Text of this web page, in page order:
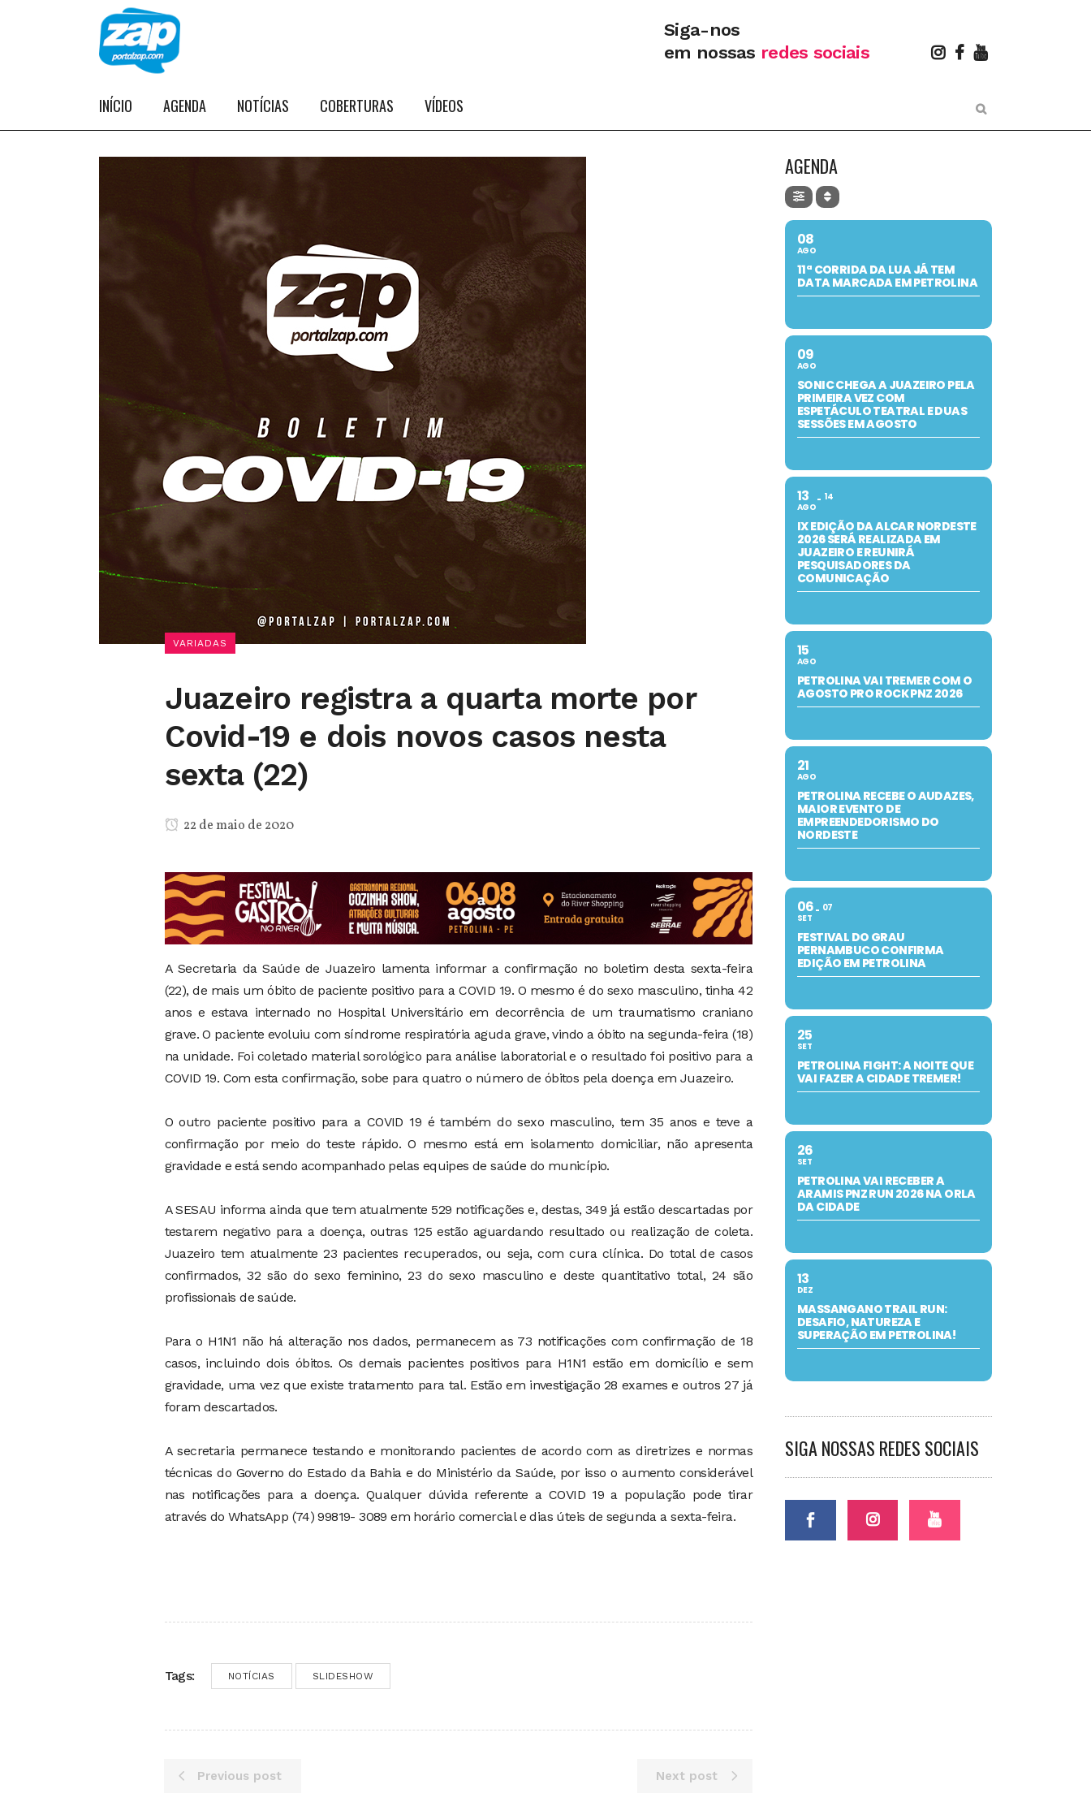
Siga-nos
em nossas redes sociais
INÍCIO AGENDA NOTÍCIAS COBERTURAS VÍDEOS
VARIADAS
Juazeiro registra a quarta morte por
Covid-19 e dois novos casos nesta
sexta (22)
22 de maio de 2020
A Secretaria da Saúde de Juazeiro lamenta informar a confirmação no boletim desta sexta-feira
(22), de mais um óbito de paciente positivo para a COVID 19. O mesmo é do sexo masculino, tinha 42
anos e estava internado no Hospital Universitário em decorrência de um traumatismo craniano
grave. O paciente evoluiu com síndrome respiratória aguda grave, vindo a óbito na segunda-feira (18)
na unidade. Foi coletado material sorológico para análise laboratorial e o resultado foi positivo para a
COVID 19. Com esta confirmação, sobe para quatro o número de óbitos pela doença em Juazeiro.
O outro paciente positivo para a COVID 19 é também do sexo masculino, tem 35 anos e teve a
confirmação por meio do teste rápido. O mesmo está em isolamento domiciliar, não apresenta
gravidade e está sendo acompanhado pelas equipes de saúde do município.
A SESAU informa ainda que tem atualmente 529 notificações e, destas, 349 já estão descartadas por
testarem negativo para a doença, outras 125 estão aguardando resultado ou realização de coleta.
Juazeiro tem atualmente 23 pacientes recuperados, ou seja, com cura clínica. Do total de casos
confirmados, 32 são do sexo feminino, 23 do sexo masculino e deste quantitativo total, 24 são
profissionais de saúde.
Para o H1N1 não há alteração nos dados, permanecem as 73 notificações com confirmação de 18
casos, incluindo dois óbitos. Os demais pacientes positivos para H1N1 estão em domicílio e sem
gravidade, uma vez que existe tratamento para tal. Estão em investigação 28 exames e outros 27 já
foram descartados.
A secretaria permanece testando e monitorando pacientes de acordo com as diretrizes e normas
técnicas do Governo do Estado da Bahia e do Ministério da Saúde, por isso o aumento considerável
nas notificações para a doença. Qualquer dúvida referente a COVID 19 a população pode tirar
através do WhatsApp (74) 99819- 3089 em horário comercial e dias úteis de segunda a sexta-feira.
Tags: NOTÍCIAS SLIDESHOW
Previous post Next post
AGENDA
08
AGO
11ª CORRIDA DA LUA JÁ TEM
DATA MARCADA EM PETROLINA
09
AGO
SONIC CHEGA A JUAZEIRO PELA
PRIMEIRA VEZ COM
ESPETÁCULO TEATRAL E DUAS
SESSÕES EM AGOSTO
13
AGO
14
IX EDIÇÃO DA ALCAR NORDESTE
2026 SERÁ REALIZADA EM
JUAZEIRO E REUNIRÁ
PESQUISADORES DA
COMUNICAÇÃO
15
AGO
PETROLINA VAI TREMER COM O
AGOSTO PRO ROCK PNZ 2026
21
AGO
PETROLINA RECEBE O AUDAZES,
MAIOR EVENTO DE
EMPREENDEDORISMO DO
NORDESTE
06
SET
07
FESTIVAL DO GRAU
PERNAMBUCO CONFIRMA
EDIÇÃO EM PETROLINA
25
SET
PETROLINA FIGHT: A NOITE QUE
VAI FAZER A CIDADE TREMER!
26
SET
PETROLINA VAI RECEBER A
ARAMIS PNZ RUN 2026 NA ORLA
DA CIDADE
13
DEZ
MASSANGANO TRAIL RUN:
DESAFIO, NATUREZA E
SUPERAÇÃO EM PETROLINA!
SIGA NOSSAS REDES SOCIAIS